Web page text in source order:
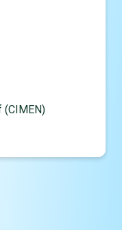
(CIMEN)